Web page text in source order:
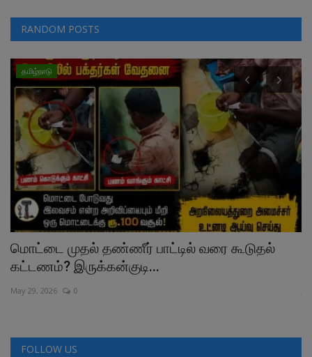
RANDOM POSTS
தமிழ்நாடு
மொட்டை முதல் தண்ணீர் பாட்டில் வரை கூடுதல்
கட்டணம்? இருக்கன்குடி...
May 29, 2026 0
FOLLOW US